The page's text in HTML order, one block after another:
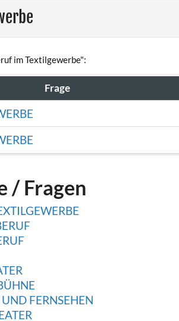
im Textilgewerbe":
Frage
/ Fragen
FERNSEHEN